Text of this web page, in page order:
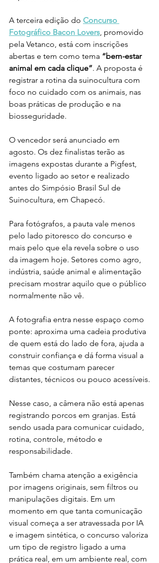
A terceira edição do Concurso
Fotográfico Bacon Lovers , promovido
pela Vetanco, está com inscrições
abertas e tem como tema “bem-estar
animal em cada clique”. A proposta é
registrar a rotina da suinocultura com
foco no cuidado com os animais, nas
boas práticas de produção e na
biosseguridade.
O vencedor será anunciado em
agosto. Os dez finalistas terão as
imagens expostas durante a Pigfest,
evento ligado ao setor e realizado
antes do Simpósio Brasil Sul de
Suinocultura, em Chapecó.
Para fotógrafos, a pauta vale menos
pelo lado pitoresco do concurso e
mais pelo que ela revela sobre o uso
da imagem hoje. Setores como agro,
indústria, saúde animal e alimentação
precisam mostrar aquilo que o público
normalmente não vê.
A fotografia entra nesse espaço como
ponte: aproxima uma cadeia produtiva
de quem está do lado de fora, ajuda a
construir confiança e dá forma visual a
temas que costumam parecer
distantes, técnicos ou pouco acessíveis.
Nesse caso, a câmera não está apenas
registrando porcos em granjas. Está
sendo usada para comunicar cuidado,
rotina, controle, método e
responsabilidade.
Também chama atenção a exigência
por imagens originais, sem filtros ou
manipulações digitais. Em um
momento em que tanta comunicação
visual começa a ser atravessada por IA
e imagem sintética, o concurso valoriza
um tipo de registro ligado a uma
prática real, em um ambiente real, com